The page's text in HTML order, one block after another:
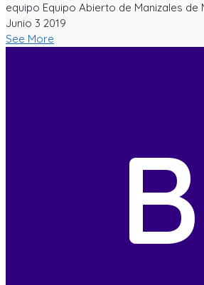
equipo Equipo Abierto de Manizales de
Junio 3 2019
See More
B